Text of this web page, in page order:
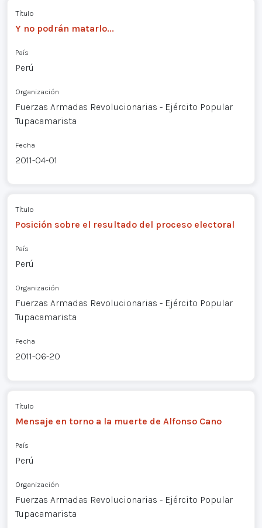
Título
Y no podrán matarlo...
País
Perú
Organización
Fuerzas Armadas Revolucionarias - Ejército Popular
Tupacamarista
Fecha
2011-04-01
Título
Posición sobre el resultado del proceso electoral
País
Perú
Organización
Fuerzas Armadas Revolucionarias - Ejército Popular
Tupacamarista
Fecha
2011-06-20
Título
Mensaje en torno a la muerte de Alfonso Cano
País
Perú
Organización
Fuerzas Armadas Revolucionarias - Ejército Popular
Tupacamarista